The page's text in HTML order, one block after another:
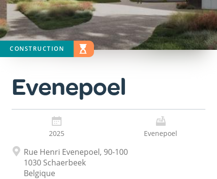
Evenepoel
2025 Evenepoel
Adresse
Rue Henri Evenepoel, 90-100
1030 Schaerbeek
Belgique
CONSTRUCTION STATUT DU PROJET
EN ÉTUDE